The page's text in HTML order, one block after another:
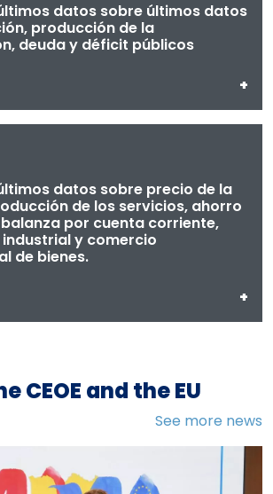
últimos datos sobre últimos datos
producción de la
deuda y déficit públicos
+
últimos datos sobre precio de la
de los servicios, ahorro
por cuenta corriente,
y comercio
de bienes.
+
CEOE and the EU
See more news